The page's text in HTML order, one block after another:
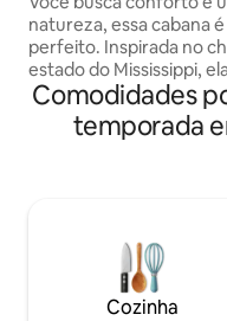
natureza, essa cabana
perfeito. Inspirada no
estado do Mississippi,
country americano
gaúcho. Ideal para casais, famílias
pequenas ou viajantes
e sinta-se como se
charmosa propriedade
EUA — sem sair do Brasíl
Comodidades
temporada
Cozinha